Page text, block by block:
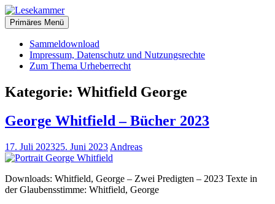
Zum
Inhalt
springen
Lesekammer
christliche Bücher zum kostenlosen Download
Primäres Menü
Sammeldownload
Impressum, Datenschutz und Nutzungsrechte
Zum Thema Urheberrecht
Kategorie: Whitfield George
George Whitfield – Bücher 2023
17. Juli 202325. Juni 2023 Andreas
Downloads: Whitfield, George – Zwei Predigten – 2023 Texte in
der Glaubensstimme: Whitfield, George